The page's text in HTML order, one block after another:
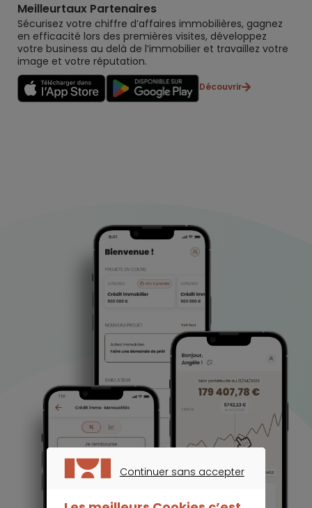
Meilleurtaux Partenaires
Sécurisez votre chiffre d’affaires immobilières, gagnez
en efficacité lors des premières visites, développez
votre business au delà de l’immobilier et travaillez votre
image et votre réputation.
Découvrir
Continuer sans accepter